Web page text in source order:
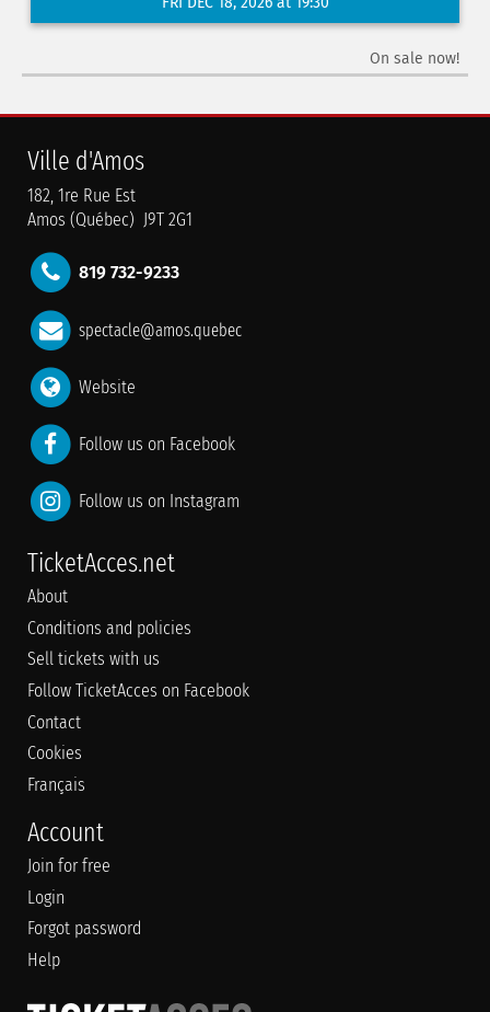
On sale now!
Ville d'Amos
182, 1re Rue Est
Amos (Québec) J9T 2G1
819 732-9233
spectacle@amos.quebec
Website
Follow us on Facebook
Follow us on Instagram
TicketAcces.net
About
Conditions and policies
Sell tickets with us
Follow TicketAcces on Facebook
Contact
Cookies
Français
Account
Join for free
Login
Forgot password
Help